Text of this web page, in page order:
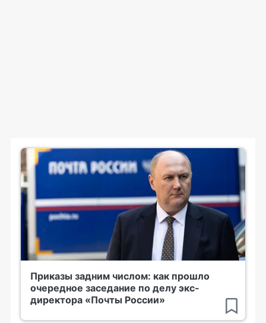
Приказы задним числом: как прошло
очередное заседание по делу экс-
директора «Почты России»